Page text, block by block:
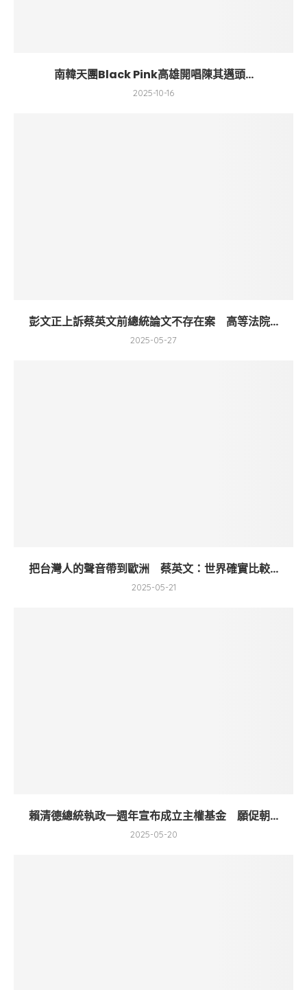
南韓天團Black Pink高雄開唱陳其邁頭...
2025-10-16
彭文正上訴蔡英文前總統論文不存在案 高等法院...
2025-05-27
把台灣人的聲音帶到歐洲 蔡英文：世界確實比較...
2025-05-21
賴清德總統執政一週年宣布成立主權基金 願促朝...
2025-05-20